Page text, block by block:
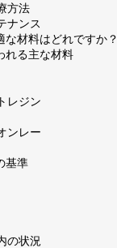
方法
ナンス
な材料はどれですか？
れる主な材料
レジン
ンレー
基準
の状況